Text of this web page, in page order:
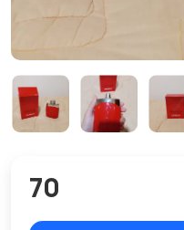
70